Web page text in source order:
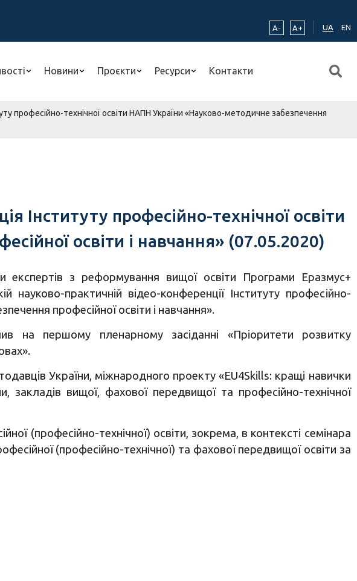
A-
A+ UA EN
Новини Проєкти Ресурси Контакти
професійно-технічної освіти НАПН України «Науково-методичне забезпечення
Інституту професійно-технічної освіти
освіти і навчання» (07.05.2020)
експертів з реформування вищої освіти Програми Еразмус+
практичній відео-конференції Інституту професійно-
професійної освіти і навчання».
на першому пленарному засіданні «Пріоритети розвитку
України, міжнародного проекту «EU4Skills: кращі навички
закладів вищої, фахової передвищої та професійно-технічної
(професійно-технічної) освіти, зокрема, в контексті семінара
(професійно-технічної) та фахової передвищої освіти за